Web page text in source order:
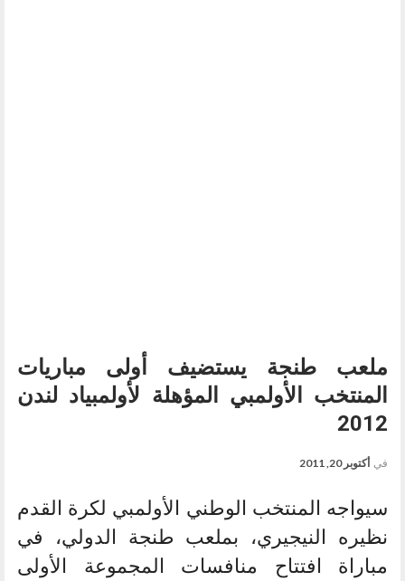
ملعب طنجة يستضيف أولى مباريات
المنتخب الأولمبي المؤهلة لأولمبياد لندن
2012
في أكتوبر 20, 2011
سيواجه المنتخب الوطني الأولمبي لكرة القدم
نظيره النيجيري، بملعب طنجة الدولي، في
مباراة افتتاح منافسات المجموعة الأولى